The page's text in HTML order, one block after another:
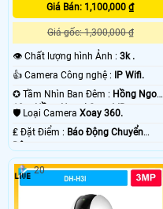
Giá Bán: 1,100,000 ₫
Giá gốc: 1,300,000 ₫
👁 Chất lượng hình Ảnh : 3k .
👍 Camera Công nghệ : IP Wifi.
✪ Tầm Nhìn Ban Đêm : Hồng Ngoại
10m Hồng Ngoại Smart IR.
🛡 Loại Camera Xoay 360.
️₤ Đặt Điểm : Báo Động Chuyển
Động.
20